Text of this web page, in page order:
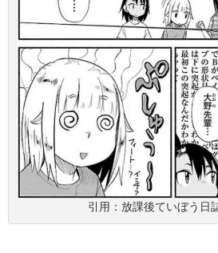
引用：放課後ていぼう日